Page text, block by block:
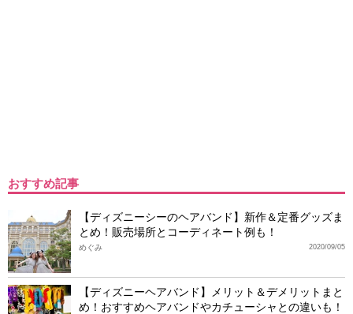
おすすめ記事
【ディズニーシーのヘアバンド】新作＆定番グッズま
とめ！販売場所とコーディネート例も！
2020/09/05
めぐみ
【ディズニーヘアバンド】メリット＆デメリットまと
め！おすすめヘアバンドやカチューシャとの違いも！